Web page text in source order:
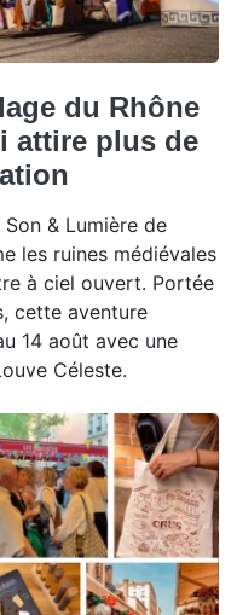
du Rhône
attire plus de
& Lumière de
les ruines médiévales
à ciel ouvert. Portée
cette aventure
14 août avec une
Céleste.